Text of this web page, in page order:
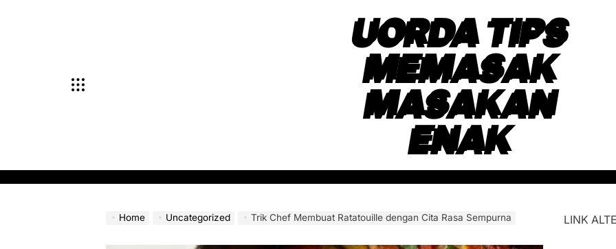
UORDA TIPS
MEMASAK
MASAKAN
ENAK
Home Uncategorized Trik Chef Membuat Ratatouille dengan Cita Rasa Sempurna LINK